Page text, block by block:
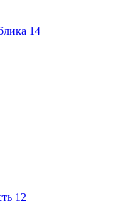
14
12